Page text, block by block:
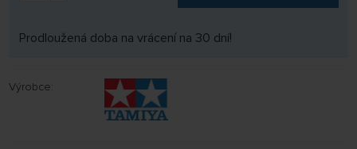
Prodloužená doba na vrácení na 30 dní!
Výrobce: